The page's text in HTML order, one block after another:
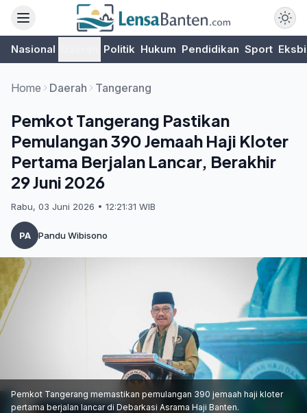
Nasional Politik Hukum Pendidikan Sport
Home Daerah Tangerang
Pemkot Tangerang Pastikan
Pemulangan 390 Jemaah Haji Kloter
Pertama Berjalan Lancar, Berakhir
29 Juni 2026
Rabu, 03 Juni 2026 • 12:21:31 WIB
PA Pandu Wibisono
Pemkot Tangerang memastikan pemulangan 390 jemaah haji kloter
pertama berjalan lancar di Debarkasi Asrama Haji Banten.